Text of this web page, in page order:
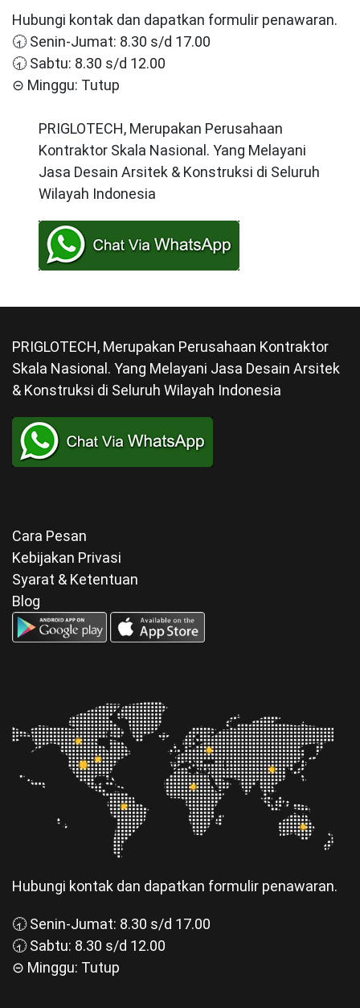
Hubungi kontak dan dapatkan formulir penawaran.
🕣 Senin-Jumat: 8.30 s/d 17.00
🕣 Sabtu: 8.30 s/d 12.00
⊝ Minggu: Tutup
PRIGLOTECH, Merupakan Perusahaan
Kontraktor Skala Nasional. Yang Melayani
Jasa Desain Arsitek & Konstruksi di Seluruh
Wilayah Indonesia
PRIGLOTECH, Merupakan Perusahaan Kontraktor
Skala Nasional. Yang Melayani Jasa Desain Arsitek
& Konstruksi di Seluruh Wilayah Indonesia
Cara Pesan
Kebijakan Privasi
Syarat & Ketentuan
Blog
Hubungi kontak dan dapatkan formulir penawaran.
🕣 Senin-Jumat: 8.30 s/d 17.00
🕣 Sabtu: 8.30 s/d 12.00
⊝ Minggu: Tutup